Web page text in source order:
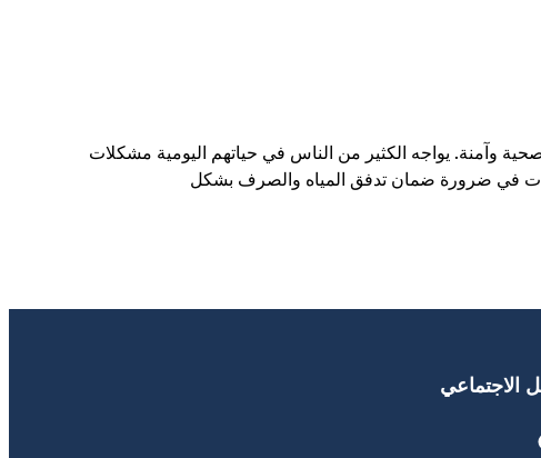
وآمنة. يواجه الكثير من الناس في حياتهم اليومية مشكلات
في ضرورة ضمان تدفق المياه والصرف بشكل
الاجتماعي